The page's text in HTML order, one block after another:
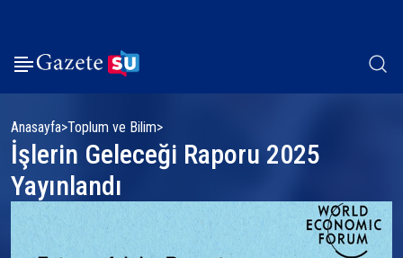
Anasayfa Toplum ve Bilim
İşlerin Geleceği Raporu 2025
Yayınlandı